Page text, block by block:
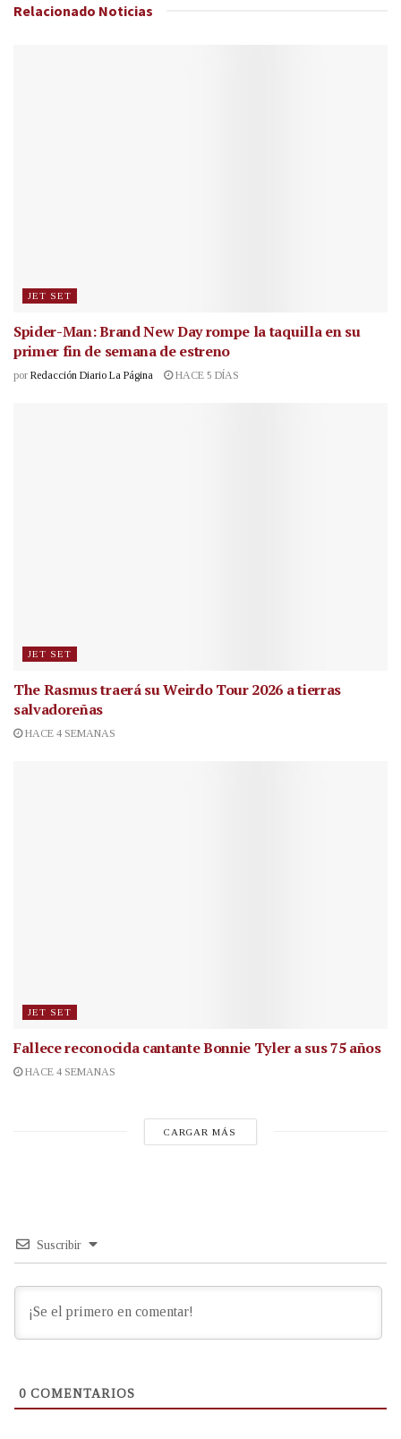
Relacionado Noticias
JET SET
Spider-Man: Brand New Day rompe la taquilla en su
primer fin de semana de estreno
por Redacción Diario La Página HACE 5 DÍAS
JET SET
The Rasmus traerá su Weirdo Tour 2026 a tierras
salvadoreñas
HACE 4 SEMANAS
JET SET
Fallece reconocida cantanteBonnie Tyler a sus 75 años
HACE 4 SEMANAS
CARGAR MÁS
Suscribir
0 COMENTARIOS